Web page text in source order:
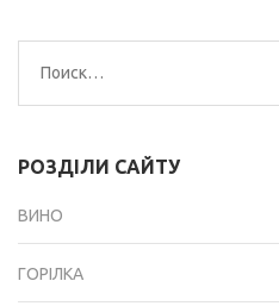
Найти:
РОЗДІЛИ САЙТУ
ВИНО
ГОРІЛКА